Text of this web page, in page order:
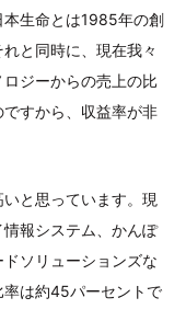
本生命とは1985年の創
と同時に、現在我々
ジーからの売上の比
すから、収益率が非
と思っています。現
報システム、かんぽ
ソリューションズな
率は約45パーセントで